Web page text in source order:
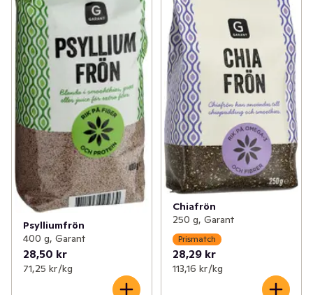
Psylliumfrön
400 g, Garant
28,50 kr
71,25 kr /kg
Chiafrön
250 g, Garant
Prismatch
28,29 kr
113,16 kr /kg